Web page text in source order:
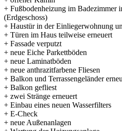
+ Fußbodenheizung im Badezimmer
(Erdgeschoss)
+ Haustür in der Einliegerwohnung
+ Türen im Haus teilweise erneuert
+ Fassade verputzt
+ neue Eiche Parkettböden
+ neue Laminatböden
+ neue anthrazitfarbene Fliesen
+ Balkon und Terrassengeländer
+ Balkon gefliest
+ zwei Stränge erneuert
+ Einbau eines neuen Wasserfilters
+ E-Check
+ neue Außenanlagen